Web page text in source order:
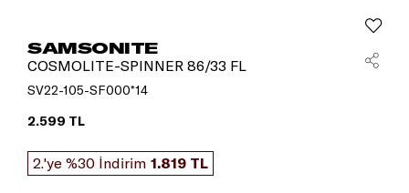
SAMSONITE
COSMOLITE-SPINNER 86/33 FL
SV22-105-SF000*14
2.599 TL
2.'ye %30 İndirim 1.819 TL